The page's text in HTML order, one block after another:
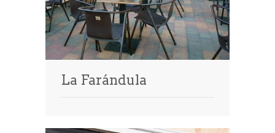
La Farándula